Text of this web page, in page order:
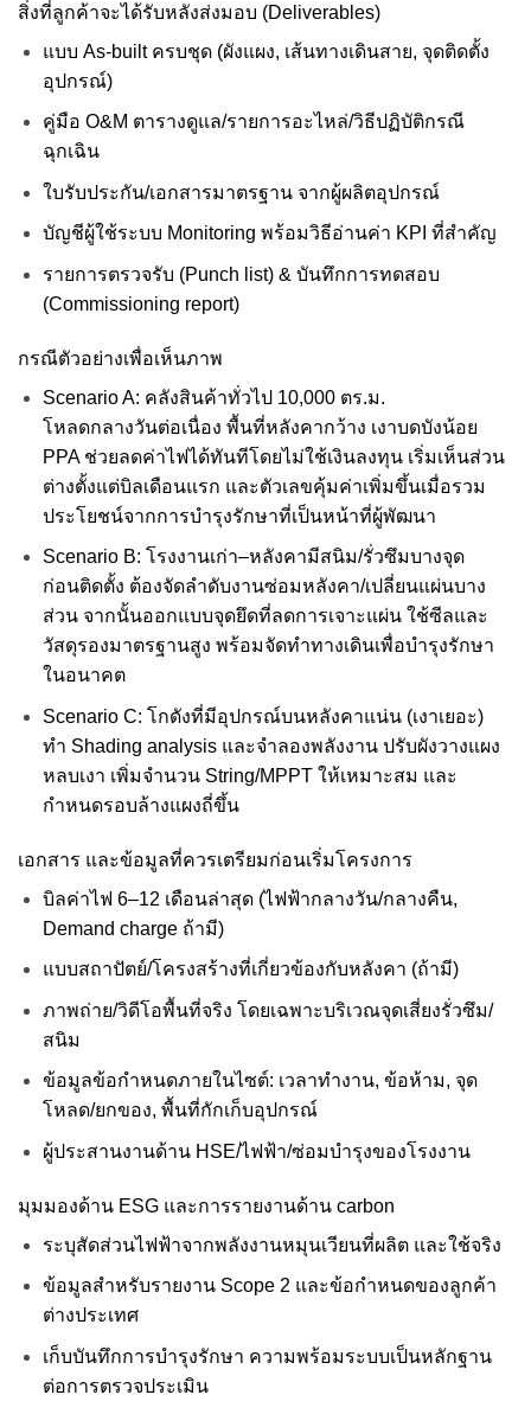
สิ่งที่ลูกค้าจะได้รับหลังส่งมอบ (Deliverables)
แบบ As-built ครบชุด (ผังแผง, เส้นทางเดินสาย, จุดติดตั้ง
อุปกรณ์)
คู่มือ O&M ตารางดูแล/รายการอะไหล่/วิธีปฏิบัติกรณี
ฉุกเฉิน
ใบรับประกัน/เอกสารมาตรฐาน จากผู้ผลิตอุปกรณ์
บัญชีผู้ใช้ระบบ Monitoring พร้อมวิธีอ่านค่า KPI ที่สำคัญ
รายการตรวจรับ (Punch list) & บันทึกการทดสอบ
(Commissioning report)
กรณีตัวอย่างเพื่อเห็นภาพ
Scenario A: คลังสินค้าทั่วไป 10,000 ตร.ม.
โหลดกลางวันต่อเนื่อง พื้นที่หลังคากว้าง เงาบดบังน้อย
PPA ช่วยลดค่าไฟได้ทันทีโดยไม่ใช้เงินลงทุน เริ่มเห็นส่วน
ต่างตั้งแต่บิลเดือนแรก และตัวเลขคุ้มค่าเพิ่มขึ้นเมื่อรวม
ประโยชน์จากการบำรุงรักษาที่เป็นหน้าที่ผู้พัฒนา
Scenario B: โรงงานเก่า–หลังคามีสนิม/รั่วซึมบางจุด
ก่อนติดตั้ง ต้องจัดลำดับงานซ่อมหลังคา/เปลี่ยนแผ่นบาง
ส่วน จากนั้นออกแบบจุดยึดที่ลดการเจาะแผ่น ใช้ซีลและ
วัสดุรองมาตรฐานสูง พร้อมจัดทำทางเดินเพื่อบำรุงรักษา
ในอนาคต
Scenario C: โกดังที่มีอุปกรณ์บนหลังคาแน่น (เงาเยอะ)
ทำ Shading analysis และจำลองพลังงาน ปรับผังวางแผง
หลบเงา เพิ่มจำนวน String/MPPT ให้เหมาะสม และ
กำหนดรอบล้างแผงถี่ขึ้น
เอกสาร และข้อมูลที่ควรเตรียมก่อนเริ่มโครงการ
บิลค่าไฟ 6–12 เดือนล่าสุด (ไฟฟ้ากลางวัน/กลางคืน,
Demand charge ถ้ามี)
แบบสถาปัตย์/โครงสร้างที่เกี่ยวข้องกับหลังคา (ถ้ามี)
ภาพถ่าย/วิดีโอพื้นที่จริง โดยเฉพาะบริเวณจุดเสี่ยงรั่วซึม/
สนิม
ข้อมูลข้อกำหนดภายในไซต์: เวลาทำงาน, ข้อห้าม, จุด
โหลด/ยกของ, พื้นที่กักเก็บอุปกรณ์
ผู้ประสานงานด้าน HSE/ไฟฟ้า/ซ่อมบำรุงของโรงงาน
มุมมองด้าน ESG และการรายงานด้าน carbon
ระบุสัดส่วนไฟฟ้าจากพลังงานหมุนเวียนที่ผลิต และใช้จริง
ข้อมูลสำหรับรายงาน Scope 2 และข้อกำหนดของลูกค้า
ต่างประเทศ
เก็บบันทึกการบำรุงรักษา ความพร้อมระบบเป็นหลักฐาน
ต่อการตรวจประเมิน